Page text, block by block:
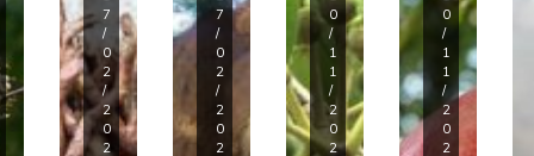
7
/
0
2
/
2
0
2
7
/
0
2
/
2
0
2
0
/
1
1
/
2
0
2
0
/
1
1
/
2
0
2